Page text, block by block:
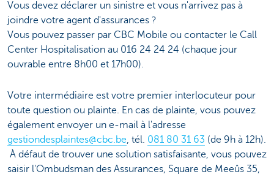
Vous devez déclarer un sinistre et vous n'arrivez pas à
joindre votre agent d'assurances ?
Vous pouvez passer par CBC Mobile ou contacter le Call
Center Hospitalisation au 016 24 24 24 (chaque jour
ouvrable entre 8h00 et 17h00).
Votre intermédiaire est votre premier interlocuteur pour
toute question ou plainte. En cas de plainte, vous pouvez
également envoyer un e-mail à l'adresse
gestiondesplaintes@cbc.be , tél. 081 80 31 63 (de 9h à 12h).
À défaut de trouver une solution satisfaisante, vous pouvez
saisir l'Ombudsman des Assurances, Square de Meeûs 35,